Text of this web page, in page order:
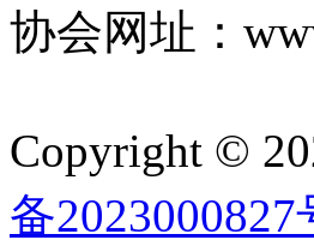
协会网址：
Copyright ©
备2023000827